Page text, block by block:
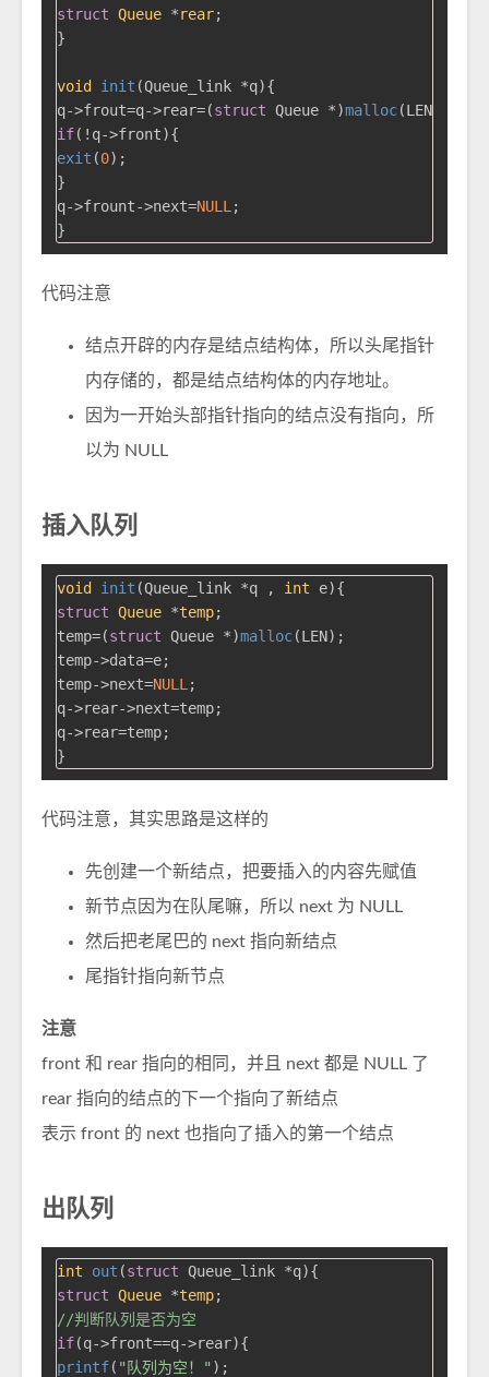
struct Queue *rear;
}
void init (Queue_link *q){
q->frout=q->rear=(struct Queue *)malloc
if
exit (0);
}
q->frount->next=NULL ;
代码注意
结点开辟的内存是结点结构体，所以头尾指针
内存储的，都是结点结构体的内存地址。
因为一开始头部指针指向的结点没有指向，所
以为 NULL
插入队列
void init (Queue_link *q , int e)
struct Queue *temp;
temp=(struct Queue *)malloc(LEN);
temp->data=e;
temp->next=NULL ;
q->rear->next=temp;
q->rear=temp;
代码注意，其实思路是这样的
先创建一个新结点，把要插入的内容先赋值
新节点因为在队尾嘛，所以 next 为 NULL
然后把老尾巴的 next 指向新结点
尾指针指向新节点
注意
front 和 rear 指向的相同，并且 next 都是 NULL 了
rear 指向的结点的下一个指向了新结点
表示 front 的 next 也指向了插入的第一个结点
出队列
int out (struct Queue_link *q)
struct Queue *temp;
//判断队列是否为空
if
printf( "队列为空！"